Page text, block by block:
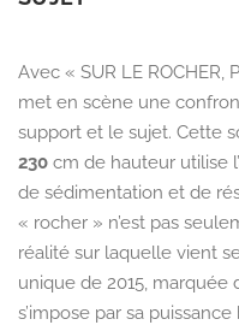
Avec « SUR LE ROCHER,
met en scène une
support et le sujet. Cette
230 cm de hauteur utilise
de sédimentation et de
« rocher » n’est pas
réalité sur laquelle vient
unique de 2015, marquée
s’impose par sa puissance